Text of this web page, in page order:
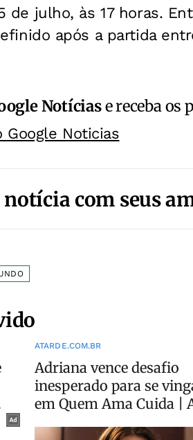
de julho, às 17 horas.
após a partida
Notíciase receba os
Google Noticias
com seus